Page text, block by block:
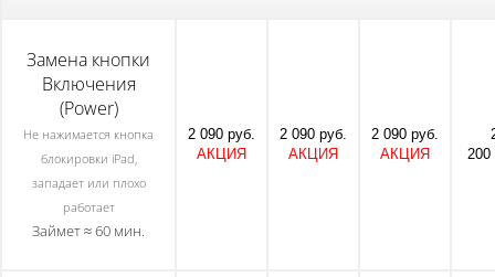
Замена кнопки
Включения
(Power)
Не нажимается кнопка
блокировки iPad,
западает или плохо
работает
Займет ≈ 60 мин.
2 090 руб.
АКЦИЯ
2 090 руб.
АКЦИЯ
2 090 руб.
АКЦИЯ
200